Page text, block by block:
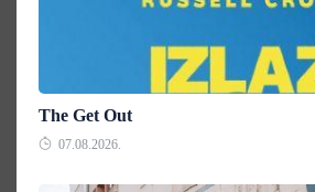
The Get Out
07.08.2026.